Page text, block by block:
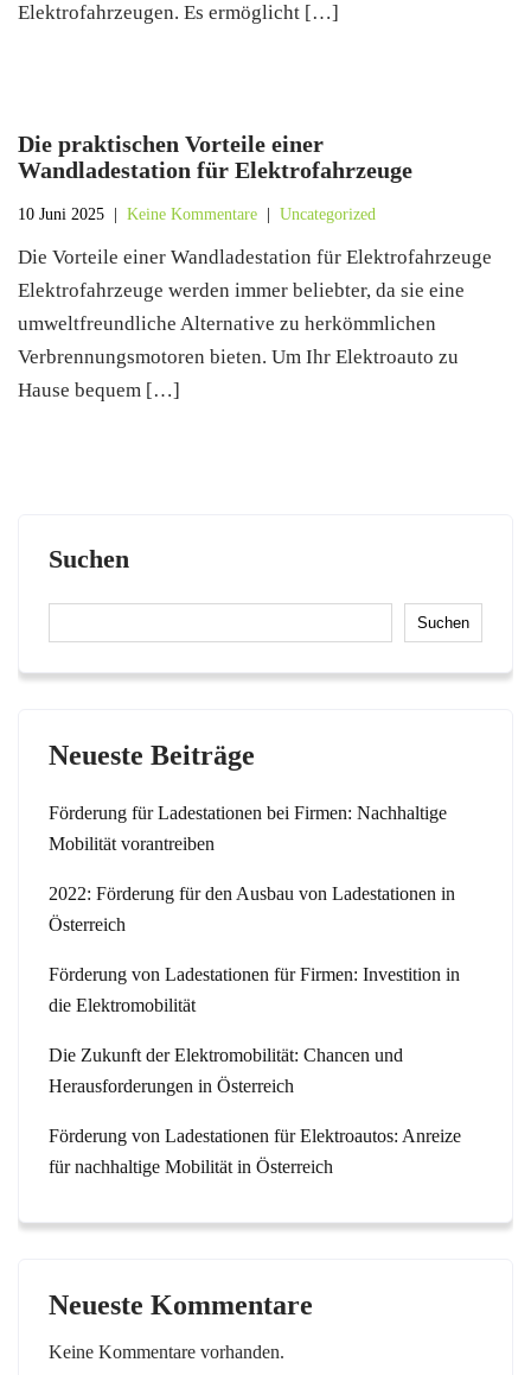
Elektrofahrzeugen. Es ermöglicht […]
Die praktischen Vorteile einer
Wandladestation für Elektrofahrzeuge
10 Juni 2025 Keine Kommentare Uncategorized
Die Vorteile einer Wandladestation für Elektrofahrzeuge
Elektrofahrzeuge werden immer beliebter, da sie eine
umweltfreundliche Alternative zu herkömmlichen
Verbrennungsmotoren bieten. Um Ihr Elektroauto zu
Hause bequem […]
Suchen
Suchen
Neueste Beiträge
Förderung für Ladestationen bei Firmen: Nachhaltige
Mobilität vorantreiben
2022: Förderung für den Ausbau von Ladestationen in
Österreich
Förderung von Ladestationen für Firmen: Investition in
die Elektromobilität
Die Zukunft der Elektromobilität: Chancen und
Herausforderungen in Österreich
Förderung von Ladestationen für Elektroautos: Anreize
für nachhaltige Mobilität in Österreich
Neueste Kommentare
Keine Kommentare vorhanden.